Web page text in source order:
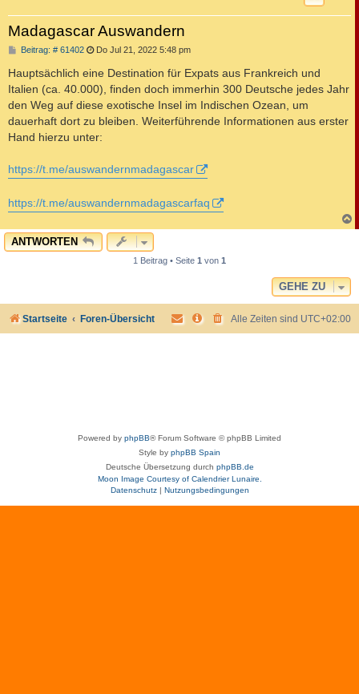
Madagascar Auswandern
Beitrag: # 61402B
i
t
r
a
g
Do Jul 21, 2022 5:48 pm
Hauptsächlich eine Destination für Expats aus Frankreich und
Italien (ca. 40.000), finden doch immerhin 300 Deutsche jedes Jahr
den Weg auf diese exotische Insel im Indischen Ozean, um
dauerhaft dort zu bleiben. Weiterführende Informationen aus erster
Hand hierzu unter:
https://t.me/auswandernmadagascar
https://t.me/auswandernmadagascarfaq
a
ANTWORTEN
1 Beitrag • Seite 1 von 1
GEHE ZU
Startseite Foren-Übersicht Alle Zeiten sind UTC+02:00
Powered by phpBB® Forum Software © phpBB Limited
Style by phpBB Spain
Deutsche Übersetzung durch phpBB.de
Moon Image Courtesy of Calendrier Lunaire.
Datenschutz| Nutzungsbedingungen